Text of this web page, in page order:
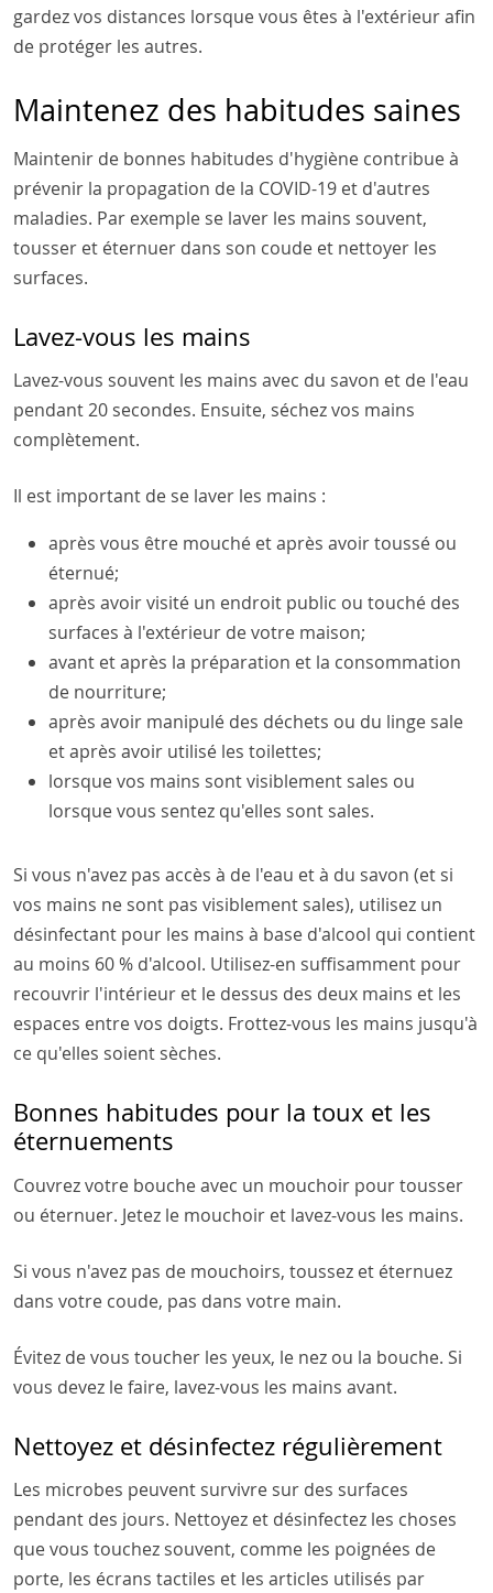
gardez vos distances lorsque vous êtes à l'extérieur afin
de protéger les autres.
Maintenez des habitudes saines
Maintenir de bonnes habitudes d'hygiène contribue à
prévenir la propagation de la COVID-19 et d'autres
maladies. Par exemple se laver les mains souvent,
tousser et éternuer dans son coude et nettoyer les
surfaces.
Lavez-vous les mains
Lavez-vous souvent les mains avec du savon et de l'eau
pendant 20 secondes. Ensuite, séchez vos mains
complètement.
Il est important de se laver les mains :
après vous être mouché et après avoir toussé ou
éternué;
après avoir visité un endroit public ou touché des
surfaces à l'extérieur de votre maison;
avant et après la préparation et la consommation
de nourriture;
après avoir manipulé des déchets ou du linge sale
et après avoir utilisé les toilettes;
lorsque vos mains sont visiblement sales ou
lorsque vous sentez qu'elles sont sales.
Si vous n'avez pas accès à de l'eau et à du savon (et si
vos mains ne sont pas visiblement sales), utilisez un
désinfectant pour les mains à base d'alcool qui contient
au moins 60 % d'alcool. Utilisez-en suffisamment pour
recouvrir l'intérieur et le dessus des deux mains et les
espaces entre vos doigts. Frottez-vous les mains jusqu'à
ce qu'elles soient sèches.
Bonnes habitudes pour la toux et les
éternuements
Couvrez votre bouche avec un mouchoir pour tousser
ou éternuer. Jetez le mouchoir et lavez-vous les mains.
Si vous n'avez pas de mouchoirs, toussez et éternuez
dans votre coude, pas dans votre main.
Évitez de vous toucher les yeux, le nez ou la bouche. Si
vous devez le faire, lavez-vous les mains avant.
Nettoyez et désinfectez régulièrement
Les microbes peuvent survivre sur des surfaces
pendant des jours. Nettoyez et désinfectez les choses
que vous touchez souvent, comme les poignées de
porte, les écrans tactiles et les articles utilisés par